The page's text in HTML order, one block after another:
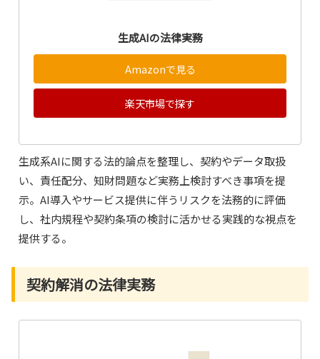
生成AIの法律実務
Amazonで見る
楽天市場で探す
生成系AIに関する法的論点を整理し、契約やデータ取扱
い、責任配分、知財問題など実務上検討すべき事項を提
示。AI導入やサービス提供に伴うリスクを法務的に評価
し、社内規程や契約条項の検討に活かせる実践的な視点を
提供する。
契約解消の法律実務